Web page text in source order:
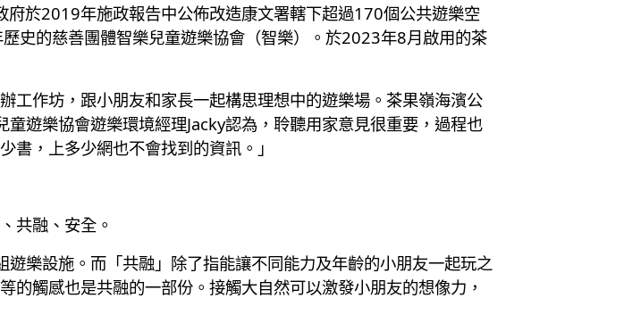
於2019年施政報告中公佈改造康文署轄下超過170個公共遊樂空
史的慈善團體智樂兒童遊樂協會（智樂）。於2023年8月啟用的茶
工作坊，跟小朋友和家長一起構思理想中的遊樂場。茶果嶺海濱公
遊樂協會遊樂環境經理Jacky認為，聆聽用家意見很重要，過程也
書，上多少網也不會找到的資訊。」
共融、安全。
樂設施。而「共融」除了指能讓不同能力及年齡的小朋友一起玩之
觸感也是共融的一部份。接觸大自然可以激發小朋友的想像力，